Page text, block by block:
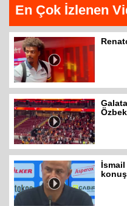
En Çok İzlenen